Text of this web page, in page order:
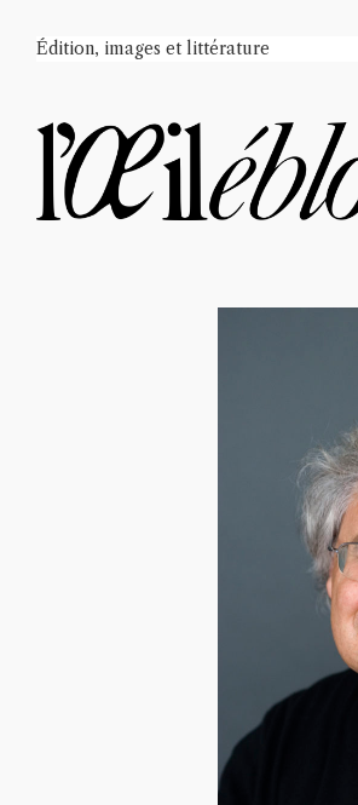
Édition, images et littérature